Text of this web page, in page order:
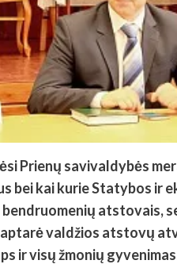
Prienų savivaldybės
bei kai kurie Statybos ir
atstovais,
valdžios atstovų
ir visų žmonių